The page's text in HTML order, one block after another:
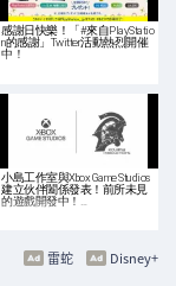
感謝日快樂！「#來自PlayStatio
n的感謝」Twitter活動熱烈開催
中！
小島工作室與Xbox Game Studios
建立伙伴闔係發表！前所未見
的遊戲開發中！…
Disney+
雷蛇